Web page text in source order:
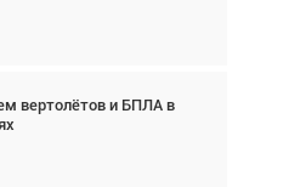
вертолётов и БПЛА в
Подходите к
образом